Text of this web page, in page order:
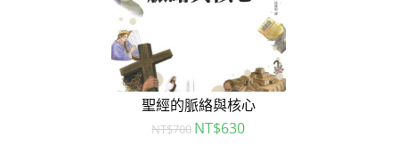
聖經的脈絡與核心
NT$700 NT$630